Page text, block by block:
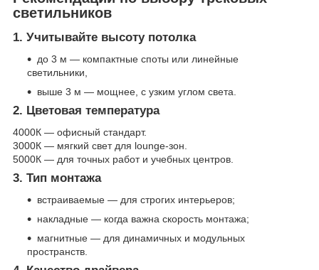
светильников
1. Учитывайте высоту потолка
до 3 м — компактные споты или линейные
светильники,
выше 3 м — мощнее, с узким углом света.
2. Цветовая температура
4000К — офисный стандарт.
3000К — мягкий свет для lounge-зон.
5000К — для точных работ и учебных центров.
3. Тип монтажа
встраиваемые — для строгих интерьеров;
накладные — когда важна скорость монтажа;
магнитные — для динамичных и модульных
пространств.